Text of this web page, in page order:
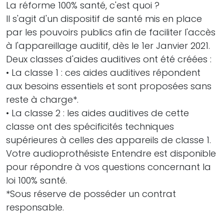
La réforme 100% santé, c'est quoi ?
Il s'agit d'un dispositif de santé mis en place
par les pouvoirs publics afin de faciliter l'accès
à l'appareillage auditif, dès le 1er Janvier 2021.
Deux classes d'aides auditives ont été créées :
• La classe 1 : ces aides auditives répondent
aux besoins essentiels et sont proposées sans
reste à charge*.
• La classe 2 : les aides auditives de cette
classe ont des spécificités techniques
supérieures à celles des appareils de classe 1.
Votre audioprothésiste Entendre est disponible
pour répondre à vos questions concernant la
loi 100% santé.
*Sous réserve de posséder un contrat
responsable.